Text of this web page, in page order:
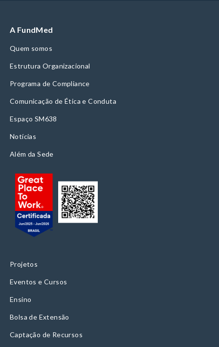
A FundMed
Quem somos
Estrutura Organizacional
Programa de Compliance
Comunicação de Ética e Conduta
Espaço SM638
Notícias
Além da Sede
Projetos
Eventos e Cursos
Ensino
Bolsa de Extensão
Captação de Recursos